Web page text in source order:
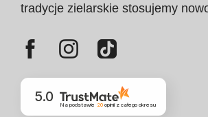
tradycje zielarskie stosujemy
5.0
Na podstawie 20opinii z całego okresu